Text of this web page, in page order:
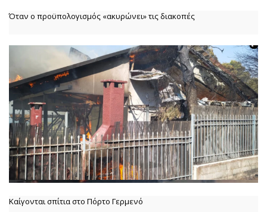
Όταν ο προϋπολογισμός «ακυρώνει» τις διακοπές
Καίγονται σπίτια στο Πόρτο Γερμενό